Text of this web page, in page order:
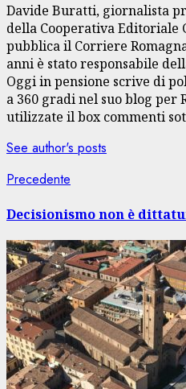
Davide Buratti, giornalista
della Cooperativa Editoriale
pubblica il Corriere
anni è stato responsabile
Oggi in pensione scrive di
a 360 gradi nel suo blog per
utilizzate il box commenti
See author's posts
Navigazione
articolo
Precedente
Decisionismo non è